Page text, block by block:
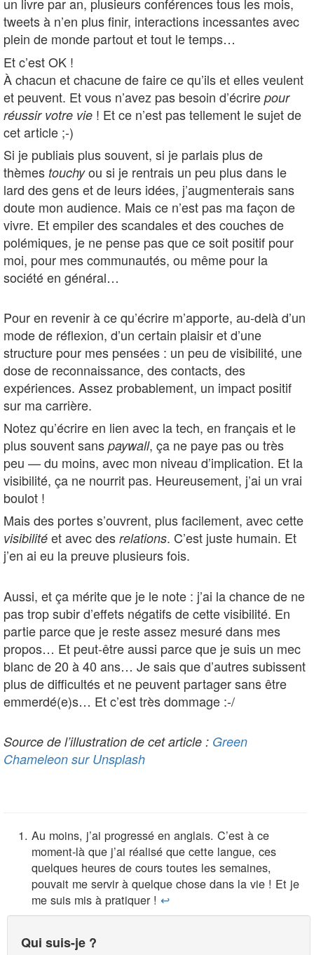
un livre par an, plusieurs conférences tous les mois,
tweets à n’en plus finir, interactions incessantes avec
plein de monde partout et tout le temps…
Et c’est OK !
À chacun et chacune de faire ce qu’ils et elles veulent
et peuvent. Et vous n’avez pas besoin d’écrire pour
réussir votre vie ! Et ce n’est pas tellement le sujet de
cet article ;-)
Si je publiais plus souvent, si je parlais plus de
thèmes touchyou si je rentrais un peu plus dans le
lard des gens et de leurs idées, j’augmenterais sans
doute mon audience. Mais ce n’est pas ma façon de
vivre. Et empiler des scandales et des couches de
polémiques, je ne pense pas que ce soit positif pour
moi, pour mes communautés, ou même pour la
société en général…
Pour en revenir à ce qu’écrire m’apporte, au-delà d’un
mode de réflexion, d’un certain plaisir et d’une
structure pour mes pensées : un peu de visibilité, une
dose de reconnaissance, des contacts, des
expériences. Assez probablement, un impact positif
sur ma carrière.
Notez qu’écrire en lien avec la tech, en français et le
plus souvent sans paywall, ça ne paye pas ou très
peu — du moins, avec mon niveau d’implication. Et la
visibilité, ça ne nourrit pas. Heureusement, j’ai un vrai
boulot !
Mais des portes s’ouvrent, plus facilement, avec cette
visibilité et avec des relations. C’est juste humain. Et
j’en ai eu la preuve plusieurs fois.
Aussi, et ça mérite que je le note : j’ai la chance de ne
pas trop subir d’effets négatifs de cette visibilité. En
partie parce que je reste assez mesuré dans mes
propos… Et peut-être aussi parce que je suis un mec
blanc de 20 à 40 ans… Je sais que d’autres subissent
plus de difficultés et ne peuvent partager sans être
emmerdé(e)s… Et c’est très dommage :-/
Source de l’illustration de cet article : Green
Chameleon sur Unsplash
Au moins, j’ai progressé en anglais. C’est à ce
moment-là que j’ai réalisé que cette langue, ces
quelques heures de cours toutes les semaines,
pouvait me servir à quelque chose dans la vie ! Et je
me suis mis à pratiquer ! ↩︎
Qui suis-je ?